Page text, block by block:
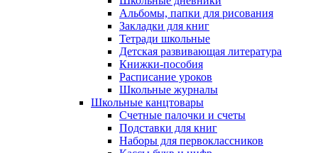
Альбомы, папки для рисования
Закладки для книг
Тетради школьные
Детская развивающая литература
Книжки-пособия
Расписание уроков
Школьные журналы
Школьные канцтовары
Счетные палочки и счеты
Подставки для книг
Наборы для первоклассников